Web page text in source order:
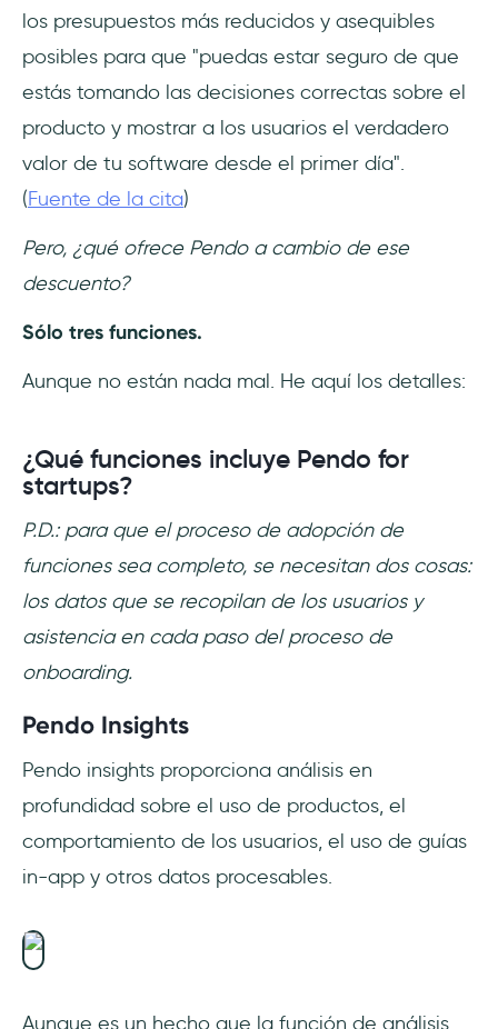
los presupuestos más reducidos y asequibles
posibles para que "puedas estar seguro de que
estás tomando las decisiones correctas sobre el
producto y mostrar a los usuarios el verdadero
valor de tu software desde el primer día".
(Fuente de la cita)
Pero, ¿qué ofrece Pendo a cambio de ese
descuento?
Sólo tres funciones.
Aunque no están nada mal. He aquí los detalles:
¿Qué funciones incluye Pendo for
startups?
P.D.: para que el proceso de adopción de
funciones sea completo, se necesitan dos cosas:
los datos que se recopilan de los usuarios y
asistencia en cada paso del proceso de
onboarding.
Pendo Insights
Pendo insights proporciona análisis en
profundidad sobre el uso de productos, el
comportamiento de los usuarios, el uso de guías
in-app y otros datos procesables.
Aunque es un hecho que la función de análisis